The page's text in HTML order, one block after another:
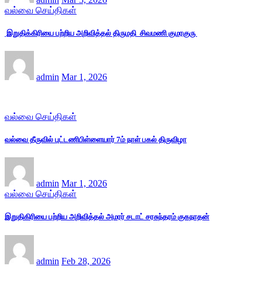
வல்வை செய்திகள்
இறுதிக்கிரியை பற்றிய அறிவித்தல் திருமதி சிவமணி குமரகுரு
admin Mar 1, 2026
வல்வை செய்திகள்
வல்வை தீருவில் புட்டணிபிள்ளையார் 7ம் நாள் பகல் திருவிழா
admin Mar 1, 2026
வல்வை செய்திகள்
இறுதிகிரியை பற்றிய அறிவித்தல் அமரர் சடாட் சரசுந்தரம் குகநாதன்
admin Feb 28, 2026